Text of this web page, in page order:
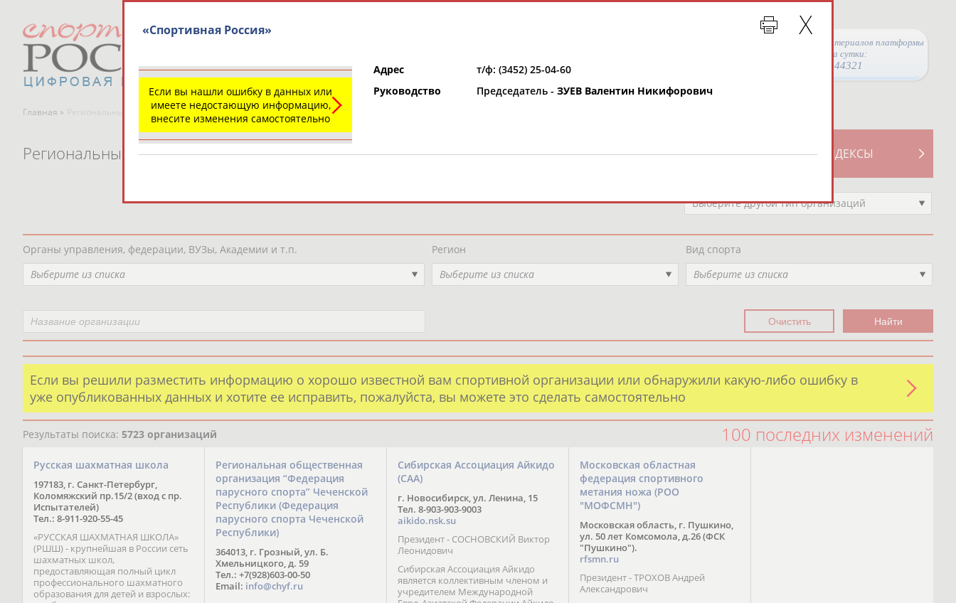
Просмотры материалов платформы
за сутки:
44321
Главная » Региональные спортивные организации
СВОДНЫЕ ИНДЕКСЫ
ТАБЛО АКТИВНОСТИ
РЕСУРСНАЯ ПЛОЩАДКА
Региональные спортивные организации
Выберите другой тип организаций
Органы управления, федерации, ВУЗы, Академии и т.п.
Выберите из списка
Регион
Выберите из списка
Вид спорта
Выберите из списка
Если вы решили разместить информацию о хорошо известной вам спортивной организации или обнаружили какую-либо ошибку в
уже опубликованных данных и хотите ее исправить, пожалуйста, вы можете это сделать самостоятельно
Результаты поиска: 5723 организаций 100 последних изменений
Русская шахматная школа
197183, г. Санкт-Петербург,
Коломяжский пр.15/2 (вход с пр.
Испытателей)
Тел.: 8-911-920-55-45
«РУССКАЯ ШАХМАТНАЯ ШКОЛА»
(РШШ) - крупнейшая в России сеть
шахматных школ,
предоставляющая полный цикл
профессионального шахматного
образования для детей и взрослых:
Региональная общественная
организация “Федерация
парусного спорта” Чеченской
Республики (Федерация
парусного спорта Чеченской
Республики)
364013, г. Грозный, ул. Б.
Хмельницкого, д. 59
Тел.: +7(928)603-00-50
Email: info@chyf.ru
Сибирская Ассоциация Айкидо
(САА)
г. Новосибирск, ул. Ленина, 15
Тел. 8-903-903-9003
aikido.nsk.su
Президент - СОСНОВСКИЙ Виктор
Леонидович
Сибирская Ассоциация Айкидо
является коллективным членом и
учредителем Международной
Московская областная
федерация спортивного
метания ножа (РОО
"МОФСМН")
Московская область, г. Пушкино,
ул. 50 лет Комсомола, д.26 (ФСК
"Пушкино").
rfsmn.ru
Президент - ТРОХОВ Андрей
Александрович
«Спортивная Россия»
Если вы нашли ошибку в данных или
имеете недостающую информацию,
внесите изменения самостоятельно
Адрес
т/ф: (3452) 25-04-60
Руководство
Председатель - ЗУЕВ Валентин Никифорович